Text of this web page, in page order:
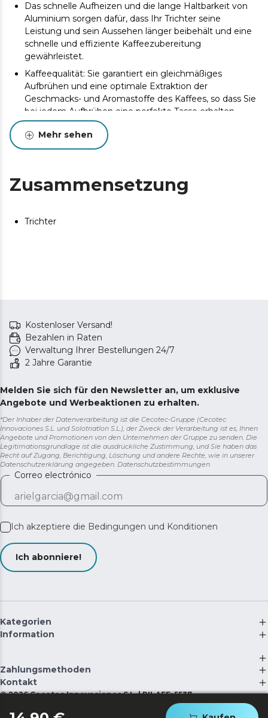
Das schnelle Aufheizen und die lange Haltbarkeit von
Aluminium sorgen dafür, dass Ihr Trichter seine
Leistung und sein Aussehen länger beibehält und eine
schnelle und effiziente Kaffeezubereitung
gewährleistet.
Kaffeequalität: Sie garantiert ein gleichmäßiges
Aufbrühen und eine optimale Extraktion der
Geschmacks- und Aromastoffe des Kaffees, so dass Sie
bei jedem Aufbrühen eine perfekte Tasse erhalten.
Mehr sehen
Zusammensetzung
Trichter
Kostenloser Versand!
Bezahlen in Raten
Verwaltung Ihrer Bestellungen 24/7
2 Jahre Garantie
Melden Sie sich für den Newsletter an, um exklusive
Angebote und Werbeaktionen zu erhalten.
*Der Inhaber der Datenverarbeitung ist die Cecotec-Gruppe (Cecotec
Innovaciones S.L. und Solotriatlon S.L.), der Zweck der Verarbeitung ist es, Ihnen
Angebote und Promotionen von den Unternehmen der Gruppe zu senden. Die
Legitimationsgrundlage ist die ausdrückliche Zustimmung, und Sie haben das
Recht auf Zugang, Berichtigung, Löschung und andere Rechte, wie in unserer
Datenschutzerklärung angegeben. Datenschutzbestimmungen
Correo electrónico
Ich akzeptiere die Bedingungen und Konditionen
Ich abonniere!
Kategorien
Information
Zahlungsmethoden
Kontakt
©2026 Cecotec Innovaciones S.L. | RII-AEE: 5537